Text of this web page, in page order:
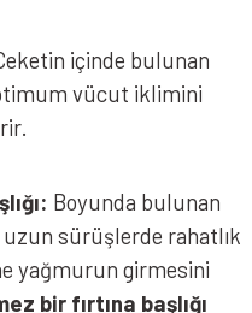
içinde bulunan
vücut iklimini
Boyunda bulunan
uzun sürüşlerde rahatlık
yağmurun girmesini
bir fırtına başlığı